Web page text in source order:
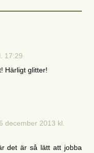
17:29
Härligt glitter!
december 2013 kl.
det är så lätt att jobba